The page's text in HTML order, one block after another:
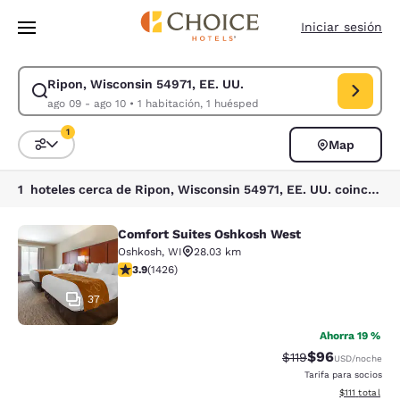
Saltar A Contenido Principal
Iniciar sesión
Ripon, Wisconsin 54971, EE. UU.
ago 09 - ago 10• 1 habitación, 1 huésped
Modificar búsqueda para Ripon, Wisconsin 54971, EE. UU.. Fecha de
Ordenar y filtrar
1
Map
1 hoteles cerca de Ripon, Wisconsin 54971, EE. UU. coinciden con tus filtros
Comfort Suites Oshkosh West
37
Comfort Suites Oshkosh West
Oshkosh, WI
28.03 km
Calificación de 3.87 estrellas. Bueno. 1426 reseñas
3.9(1426)
Ahorra 19 %
Tarifa tachada:
$119Tarifa
$96USD/noche
Tarifa para socios
Ver detalles
$111 total